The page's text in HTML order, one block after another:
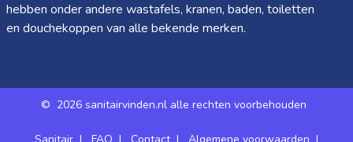
hebben onder andere wastafels, kranen, baden, toiletten
en douchekoppen van alle bekende merken.
© 2026 sanitairvinden.nl alle rechten voorbehouden